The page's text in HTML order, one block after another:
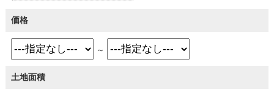
価格
～
土地面積